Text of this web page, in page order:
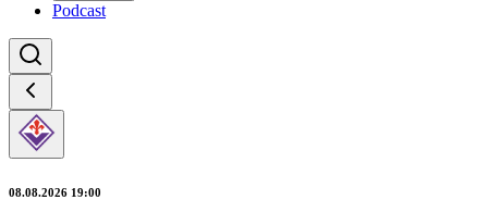
Podcast
08.08.2026 19:00